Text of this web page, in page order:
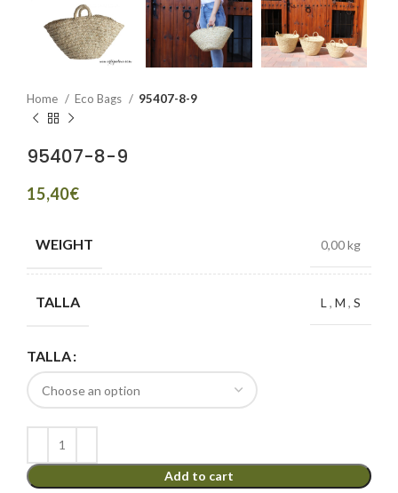
Home Eco Bags 95407-8-9
95407-8-9
€
WEIGHT 0,00 kg
TALLA L , M , S
TALLA
Add to cart